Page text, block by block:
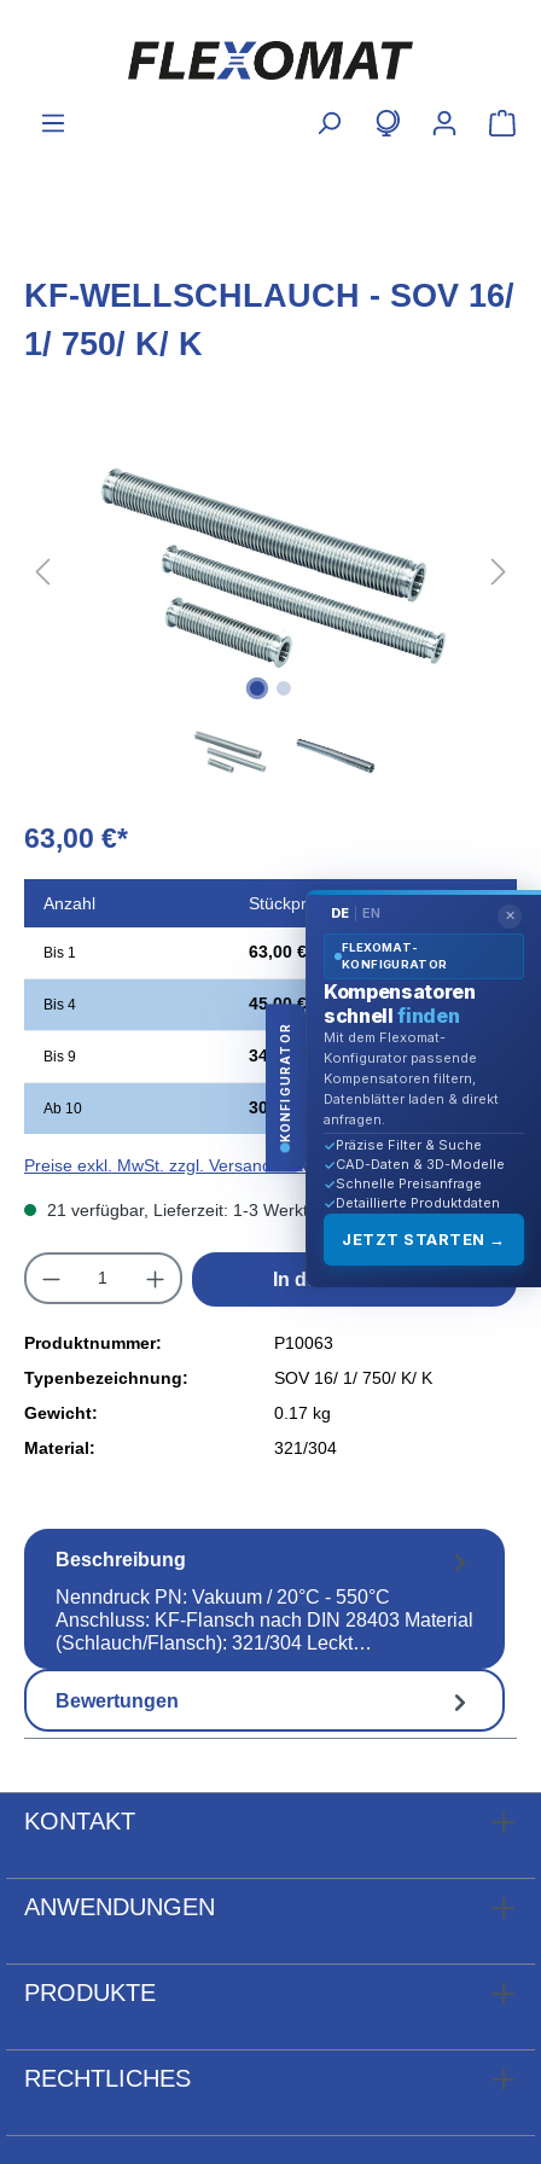
KONFIGURATOR
DE EN ✕
FLEXOMAT-
KONFIGURATOR
Kompensatoren
schnellfinden
Mit dem Flexomat-
Konfigurator passende
Kompensatoren filtern,
Datenblätter laden & direkt
anfragen.
Präzise Filter & Suche
CAD-Daten & 3D-Modelle
Schnelle Preisanfrage
Detaillierte Produktdaten
JETZT STARTEN →
KF-WELLSCHLAUCH - SOV 16/
1/ 750/ K/ K
63,00 €*
Anzahl Stückpreis
Bis 1 63,00 €*
Bis 4 45,00 €*
Bis 9 34,00 €*
Ab 10 30,00 €*
Preise exkl. MwSt. zzgl. Versandkosten
21 verfügbar, Lieferzeit: 1-3 Werktage
Produkt Anzahl: Gib den gewünschten
In den Warenkorb
Produktnummer:
P10063
Typenbezeichnung:
SOV 16/ 1/ 750/ K/ K
Gewicht:
0.17 kg
Material:
321/304
Beschreibung
Nenndruck PN: Vakuum / 20°C - 550°C
Anschluss: KF-Flansch nach DIN 28403 Material
(Schlauch/Flansch): 321/304 Leckt…
Bewertungen
KONTAKT
ANWENDUNGEN
PRODUKTE
RECHTLICHES